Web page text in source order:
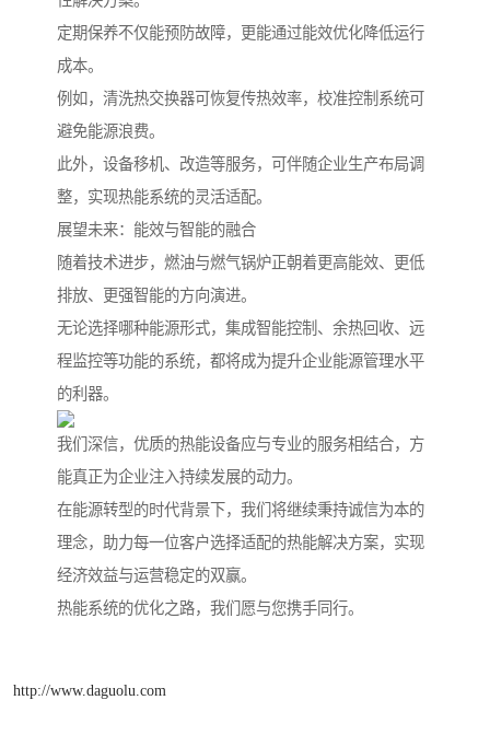
定期保养不仅能预防故障，更能通过能效优化降低运行
成本。
例如，清洗热交换器可恢复传热效率，校准控制系统可
避免能源浪费。
此外，设备移机、改造等服务，可伴随企业生产布局调
整，实现热能系统的灵活适配。
展望未来：能效与智能的融合
随着技术进步，燃油与燃气锅炉正朝着更高能效、更低
排放、更强智能的方向演进。
无论选择哪种能源形式，集成智能控制、余热回收、远
程监控等功能的系统，都将成为提升企业能源管理水平
的利器。
我们深信，优质的热能设备应与专业的服务相结合，方
能真正为企业注入持续发展的动力。
在能源转型的时代背景下，我们将继续秉持诚信为本的
理念，助力每一位客户选择适配的热能解决方案，实现
经济效益与运营稳定的双赢。
热能系统的优化之路，我们愿与您携手同行。
http://www.daguolu.com